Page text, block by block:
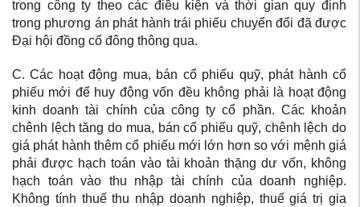
trong công ty theo các điều kiện và thời gian quy định
trong phương án phát hành trái phiếu chuyển đổi đã được
Đại hội đồng cổ đông thông qua.
C. Các hoạt động mua, bán cổ phiếu quỹ, phát hành cổ
phiếu mới để huy động vốn đều không phải là hoạt động
kinh doanh tài chính của công ty cổ phần. Các khoản
chênh lệch tăng do mua, bán cổ phiếu quỹ, chênh lệch do
giá phát hành thêm cổ phiếu mới lớn hơn so với mệnh giá
phải được hạch toán vào tài khoản thặng dư vốn, không
hạch toán vào thu nhập tài chính của doanh nghiệp.
Không tính thuế thu nhập doanh nghiệp, thuế giá trị gia